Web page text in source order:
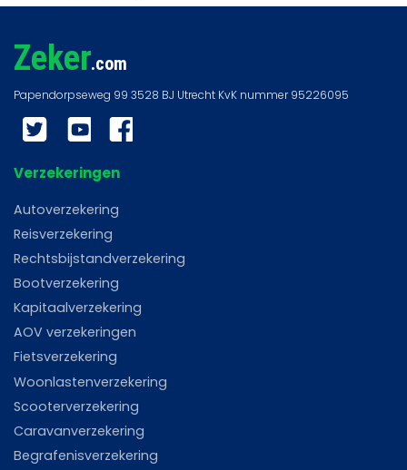
Zeker.com
Twitter YouTubeFacebook
Verzekeringen
Autoverzekering
Reisverzekering
Rechtsbijstandverzekering
Bootverzekering
Kapitaalverzekering
AOV verzekeringen
Fietsverzekering
Woonlastenverzekering
Scooterverzekering
Caravanverzekering
Begrafenisverzekering